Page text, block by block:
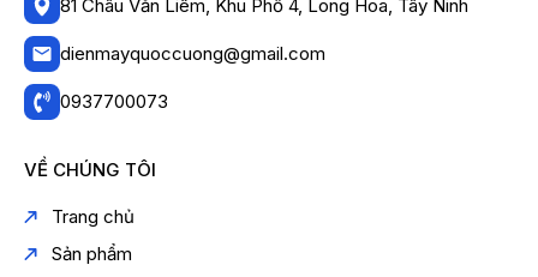
81 Châu Văn Liêm, Khu Phố 4, Long Hoa, Tây Ninh
dienmayquoccuong@gmail.com
0937700073
VỀ CHÚNG TÔI
Trang chủ
Sản phẩm